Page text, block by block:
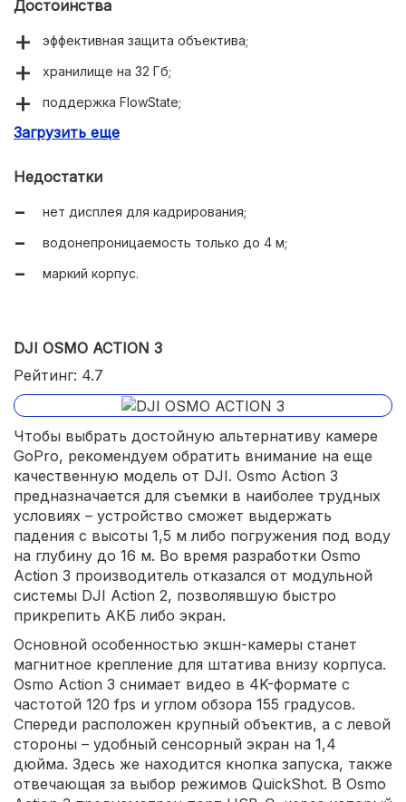
Достоинства
эффективная защита объектива;
хранилище на 32 Гб;
поддержка FlowState;
надежная степень влагозащиты (IPX8);
встроен микрофон;
удобный зарядный кейс.
Загрузить еще
Недостатки
нет дисплея для кадрирования;
водонепроницаемость только до 4 м;
маркий корпус.
DJI OSMO ACTION 3
Рейтинг: 4.7
Чтобы выбрать достойную альтернативу камере
GoPro, рекомендуем обратить внимание на еще
качественную модель от DJI. Osmo Action 3
предназначается для съемки в наиболее трудных
условиях – устройство сможет выдержать
падения с высоты 1,5 м либо погружения под воду
на глубину до 16 м. Во время разработки Osmo
Action 3 производитель отказался от модульной
системы DJI Action 2, позволявшую быстро
прикрепить АКБ либо экран.
Основной особенностью экшн-камеры станет
магнитное крепление для штатива внизу корпуса.
Osmo Action 3 снимает видео в 4K-формате с
частотой 120 fps и углом обзора 155 градусов.
Спереди расположен крупный объектив, а с левой
стороны – удобный сенсорный экран на 1,4
дюйма. Здесь же находится кнопка запуска, также
отвечающая за выбор режимов QuickShot. В Osmo